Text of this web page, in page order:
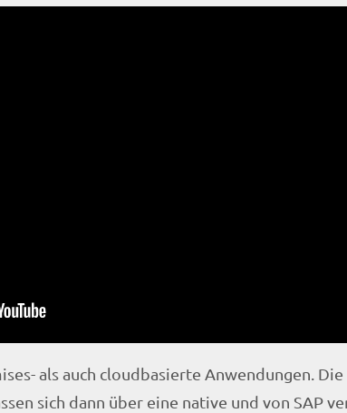
als auch cloudbasierte Anwendungen.
sich dann über eine native und von SAP